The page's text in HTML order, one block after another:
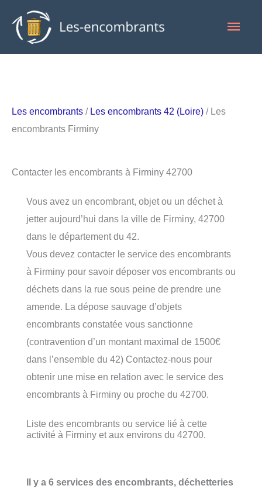
contenu
Les encombrants / Les encombrants 42 (Loire) / Les
encombrants Firminy
Contacter les encombrants à Firminy 42700
Vous avez un encombrant, objet ou un déchet à
jetter aujourd’hui dans la ville de Firminy, 42700
dans le département du 42.
Vous devez contacter le service des encombrants
à Firminy pour savoir déposer vos encombrants ou
déchets dans la rue sous peine de prendre une
amende. La dépose sauvage d’objets
encombrants constatée vous sanctionne
(contravention d’un montant maximal de 1500€
dans l’ensemble du 42) Contactez-nous pour
obtenir une mise en relation avec le service des
encombrants à Firminy ou proche du 42700.
Liste des encombrants ou service lié à cette
activité à Firminy et aux environs du 42700.
Il y a 6 services des encombrants, déchetteries